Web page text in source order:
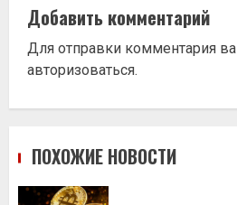
Добавить комментарий
Для отправки комментария
авторизоваться.
ПОХОЖИЕ НОВОСТИ